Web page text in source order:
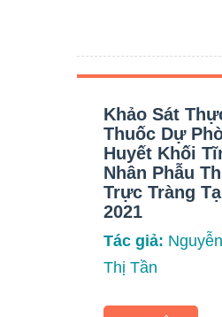
Khảo Sát
Thuốc Dự
Huyết Khối
Nhân Phẫu
Trực Tràng
2021
Tác giả: Nguyễn
Thị Tần